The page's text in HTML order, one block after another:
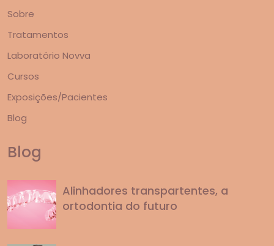
Sobre
Tratamentos
Laboratório Novva
Cursos
Exposições/Pacientes
Blog
Blog
Alinhadores transpartentes, a
ortodontia do futuro